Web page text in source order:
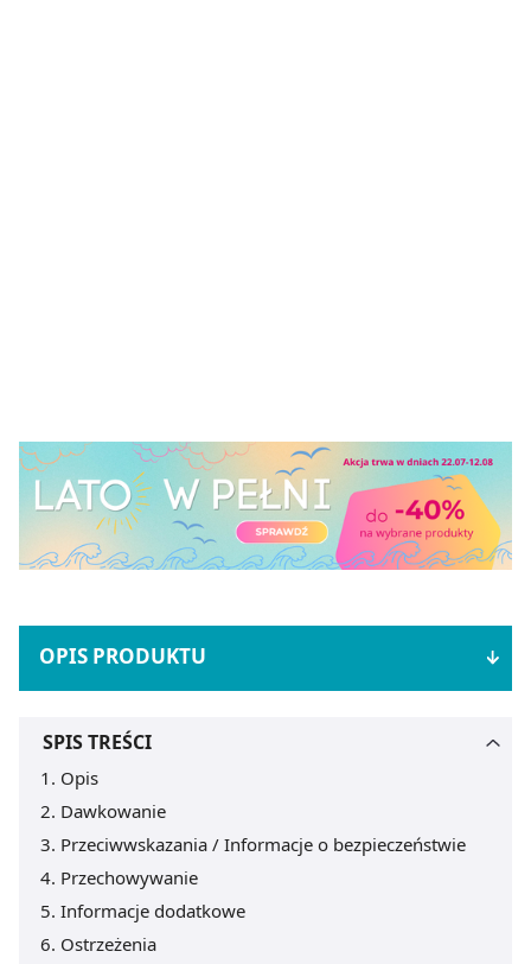
OPIS PRODUKTU
SPIS TREŚCI
Opis
Dawkowanie
Przeciwwskazania / Informacje o bezpieczeństwie
Przechowywanie
Informacje dodatkowe
Ostrzeżenia